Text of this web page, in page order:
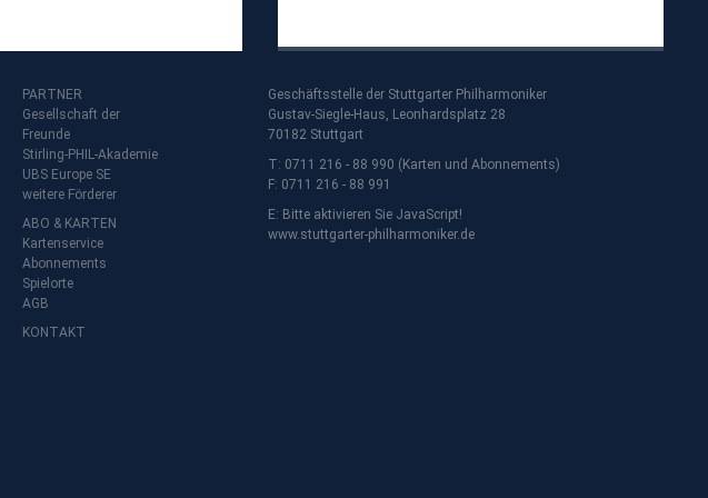
PARTNER
Gesellschaft der
Freunde
Stirling-PHIL-Akademie
UBS Europe SE
weitere Förderer
ABO & KARTEN
Kartenservice
Abonnements
Spielorte
AGB
KONTAKT
Geschäftsstelle der Stuttgarter Philharmoniker
Gustav-Siegle-Haus, Leonhardsplatz 28
70182 Stuttgart
T: 0711 216 - 88 990 (Karten und Abonnements)
F: 0711 216 - 88 991
E: Bitte aktivieren Sie JavaScript!
www.stuttgarter-philharmoniker.de